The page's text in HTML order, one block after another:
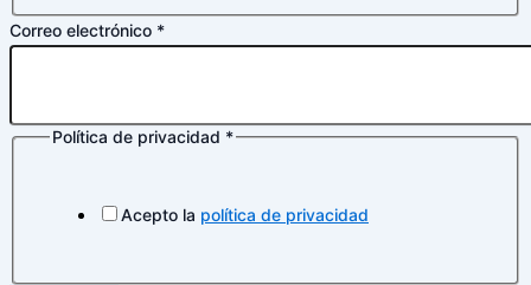
Correo electrónico *
Política de privacidad *
Acepto la política de privacidad